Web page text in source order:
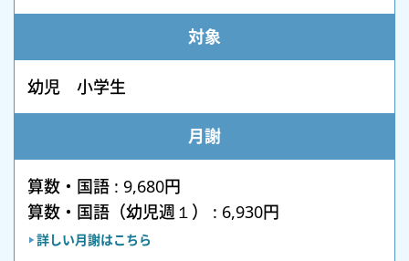
対象
幼児 小学生
月謝
算数・国語 : 9,680円
算数・国語（幼児週１） : 6,930円
詳しい月謝はこちら